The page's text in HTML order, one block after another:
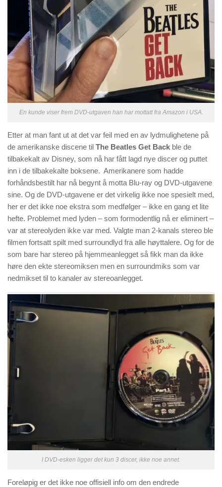
En kunde viser frem DVD-utgaven han har mottatt fra Amazon i USA.
Etter at man fant ut at det var feil med en av lydmulighetene på
de amerikanske discene til The Beatles Get Back ble de
tilbakekalt av Disney, som nå har fått lagd nye discer og puttet
inn i de tilbakekalte boksene. Amerikanere som hadde
forhåndsbestilt har nå begynt å motta Blu-ray og DVD-utgavene
sine. Og de DVD-utgavene er det virkelig ikke noe spesielt med,
her er det ikke noe ekstra som medfølger – ikke en gang et lite
hefte. Problemet med lyden – som formodentlig nå er eliminert –
var at stereolyden ikke var med. Valgte man 2-kanals stereo ble
filmen fortsatt spilt med surroundlyd fra alle høyttalere. Og for de
som bare har stereo på hjemmeanlegget så fikk man da ikke
høre den ekte stereomiksen men en surroundmiks som var
nedmikset til to kanaler av stereoanlegget.
I DVD-esken ligger det kun 3 discer, ikke noe annet.
Foreløpig er det ikke noe offisiell info om den endrede